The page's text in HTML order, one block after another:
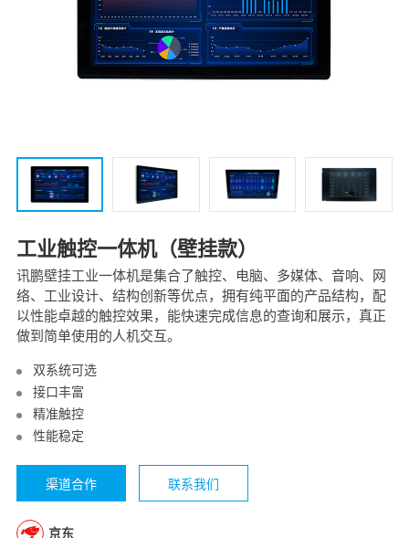
工业触控一体机（壁挂款）
讯鹏壁挂工业一体机是集合了触控、电脑、多媒体、音响、网
络、工业设计、结构创新等优点，拥有纯平面的产品结构，配
以性能卓越的触控效果，能快速完成信息的查询和展示，真正
做到简单使用的人机交互。
双系统可选
接口丰富
精准触控
性能稳定
渠道合作 联系我们
京东